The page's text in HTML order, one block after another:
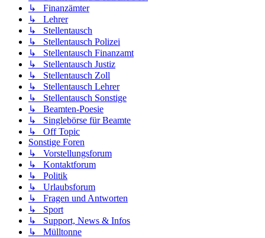
↳ Finanzämter
↳ Lehrer
↳ Stellentausch
↳ Stellentausch Polizei
↳ Stellentausch Finanzamt
↳ Stellentausch Justiz
↳ Stellentausch Zoll
↳ Stellentausch Lehrer
↳ Stellentausch Sonstige
↳ Beamten-Poesie
↳ Singlebörse für Beamte
↳ Off Topic
Sonstige Foren
↳ Vorstellungsforum
↳ Kontaktforum
↳ Politik
↳ Urlaubsforum
↳ Fragen und Antworten
↳ Sport
↳ Support, News & Infos
↳ Mülltonne